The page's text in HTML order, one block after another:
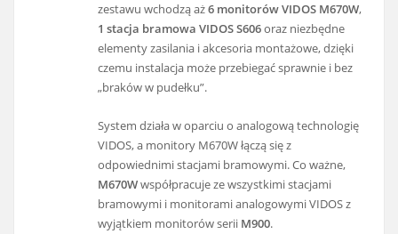
zestawu wchodzą aż6 monitorów VIDOS M670W,
1 stacja bramowa VIDOS S606oraz niezbędne
elementy zasilania i akcesoria montażowe, dzięki
czemu instalacja może przebiegać sprawnie i bez
„braków w pudełku”.
System działa w oparciu o analogową technologię
VIDOS, a monitory M670W łączą się z
odpowiednimi stacjami bramowymi. Co ważne,
M670Wwspółpracuje ze wszystkimi stacjami
bramowymi i monitorami analogowymi VIDOS z
wyjątkiem monitorów serii M900.